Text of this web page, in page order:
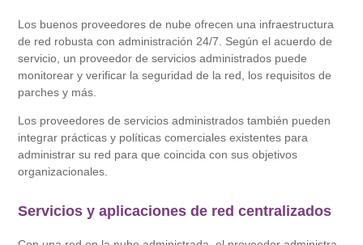
Los buenos proveedores de nube ofrecen una infraestructura
de red robusta con administración 24/7. Según el acuerdo de
servicio, un proveedor de servicios administrados puede
monitorear y verificar la seguridad de la red, los requisitos de
parches y más.
Los proveedores de servicios administrados también pueden
integrar prácticas y políticas comerciales existentes para
administrar su red para que coincida con sus objetivos
organizacionales.
Servicios y aplicaciones de red centralizados